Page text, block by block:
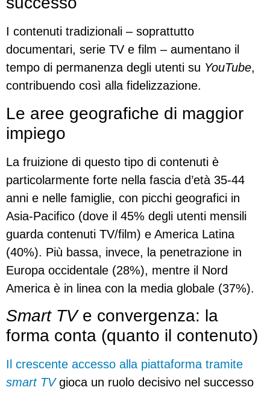
I contenuti tradizionali – soprattutto
documentari, serie TV e film – aumentano il
tempo di permanenza degli utenti su YouTube,
contribuendo così alla fidelizzazione.
Le aree geografiche di maggior
impiego
La fruizione di questo tipo di contenuti è
particolarmente forte nella fascia d’età 35-44
anni e nelle famiglie, con picchi geografici in
Asia-Pacifico (dove il 45% degli utenti mensili
guarda contenuti TV/film) e America Latina
(40%). Più bassa, invece, la penetrazione in
Europa occidentale (28%), mentre il Nord
America è in linea con la media globale (37%).
Smart TVe convergenza: la
forma conta (quanto il contenuto)
Il crescente accesso alla piattaforma tramite
smart TVgioca un ruolo decisivo nel successo